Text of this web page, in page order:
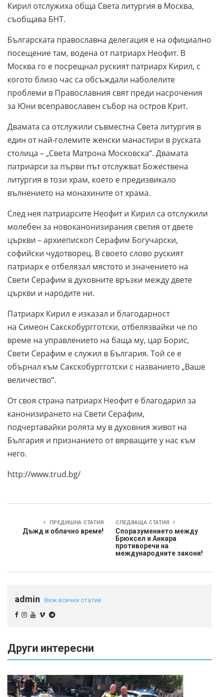
Кирил отслужиха обща Света литургия в Москва,
съобщава БНТ.
Българската православна делегация е на официално
посещение там, водена от патриарх Неофит. В
Москва го е посрещнал руският патриарх Кирил, с
когото близо час са обсъждали наболелите
проблеми в Православния свят преди насрочения
за Юни всеправославен събор на остров Крит.
Двамата са отслужили съвместна Света литургия в
един от най-големите женски манастири в руската
столица – „Света Матрона Московска“. Двамата
патриарси за първи път отслужват Божествена
литургия в този храм, което е предизвикало
вълнението на монахините от храма.
След нея патриарсите Неофит и Кирил са отслужили
молебен за новоканонизирания светия от двете
църкви – архиепископ Серафим Богучарски,
софийски чудотворец. В своето слово руският
патриарх е отбелязал мястото и значението на
Свети Серафим в духовните връзки между двете
църкви и народите ни.
Патриарх Кирил е изказал и благодарност
на Симеон Сакскобургготски, отбелязвайки че по
време на управлението на баща му, цар Борис,
Свети Серафим е служил в България. Той се е
обърнал към Сакскобургготски с названието „Ваше
величество“.
От своя страна патриарх Неофит е благодарил за
канонизирането на Свети Серафим,
подчертавайки ролята му в духовния живот на
България и признанието от вярващите у нас към
него.
http://www.trud.bg/
ПРЕДИШНА СТАТИЯ
Дъжд и облачно време!
СЛЕДВАЩА СТАТИЯ
Споразумението между
Брюксел и Анкара
противоречи на
международните закони!
admin Виж всички статии
Други интересни